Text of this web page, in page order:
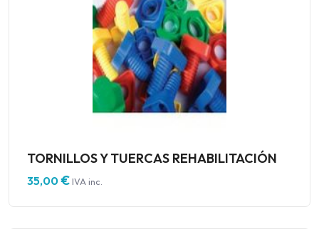
TORNILLOS Y TUERCAS REHABILITACIÓN
35,00€IVA inc.